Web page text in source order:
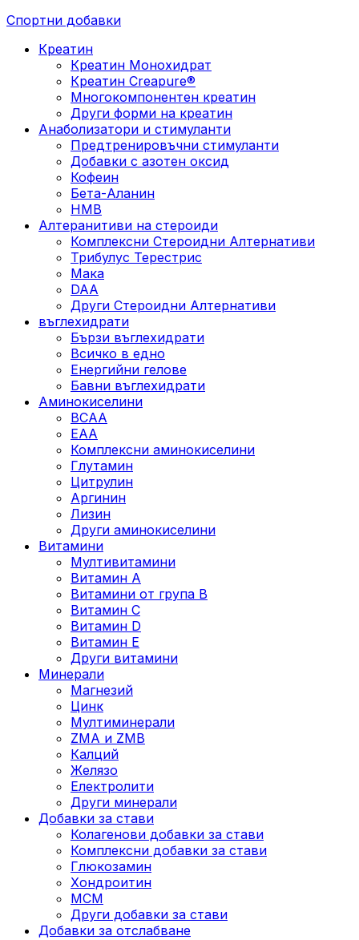
Спортни добавки
Креатин
Креатин Монохидрат
Креатин Creapure®
Многокомпонентен креатин
Други форми на креатин
Анаболизатори и стимуланти
Предтренировъчни стимуланти
Добавки с азотен оксид
Кофеин
Бета-Аланин
HMB
Алтеранитиви на стероиди
Комплексни Стероидни Алтернативи
Трибулус Терестрис
Maка
DAA
Други Стероидни Алтернативи
въглехидрати
Бързи въглехидрати
Всичко в едно
Енергийни гелове
Бавни въглехидрати
Аминокиселини
BCAA
EAA
Комплексни аминокиселини
Глутамин
Цитрулин
Аргинин
Лизин
Други аминокиселини
Витамини
Мултивитамини
Витамин А
Витамини от група B
Витамин C
Витамин D
Витамин E
Други витамини
Минерали
Магнезий
Цинк
Мултиминерали
ZMA и ZMB
Калций
Желязо
Електролити
Други минерали
Добавки за стави
Колагенови добавки за стави
Комплексни добавки за стави
Глюкозамин
Хондроитин
МСМ
Други добавки за стави
Добавки за отслабване